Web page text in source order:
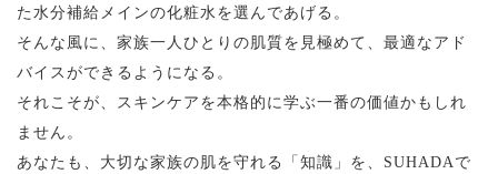
た水分補給メインの化粧水を選んであげる。
そんな風に、家族一人ひとりの肌質を見極めて、最適なアド
バイスができるようになる。
それこそが、スキンケアを本格的に学ぶ一番の価値かもしれ
ません。
あなたも、大切な家族の肌を守れる「知識」を、SUHADAで